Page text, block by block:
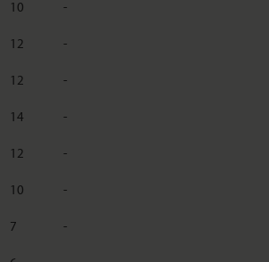
10 -
12 -
12 -
14 -
12 -
10 -
7 -